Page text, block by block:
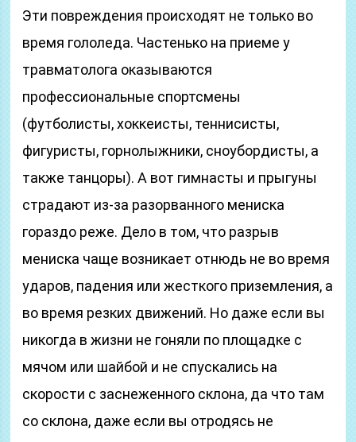
Эти повреждения происходят не только во
время гололеда. Частенько на приеме у
травматолога оказываются
профессиональные спортсмены
(футболисты, хоккеисты, теннисисты,
фигуристы, горнолыжники, сноубордисты, а
также танцоры). А вот гимнасты и прыгуны
страдают из-за разорванного мениска
гораздо реже. Дело в том, что разрыв
мениска чаще возникает отнюдь не во время
ударов, падения или жесткого приземления, а
во время резких движений. Но даже если вы
никогда в жизни не гоняли по площадке с
мячом или шайбой и не спускались на
скорости с заснеженного склона, да что там
со склона, даже если вы отродясь не